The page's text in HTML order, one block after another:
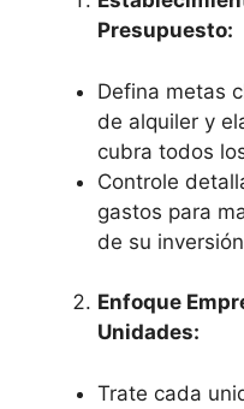
Presupuesto:
Defina metas
de alquiler y
cubra todos
Controle
gastos para
de su
Enfoque
Unidades:
Trate cada